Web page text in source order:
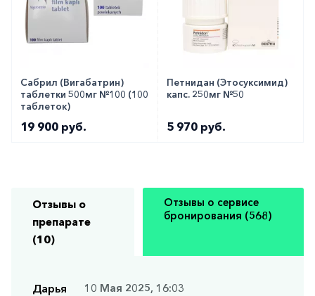
Сабрил (Вигабатрин)
таблетки 500мг №100 (100
таблеток)
19 900 руб.
Петнидан (Этосуксимид)
капс. 250мг №50
5 970 руб.
Отзывы о
препарате
(10)
Отзывы о сервисе
бронирования (568)
Дарья
10 Мая 2025, 16:03